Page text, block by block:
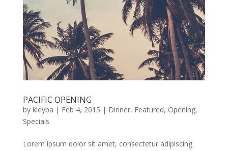
PACIFIC OPENING
by kleyba | Feb 4, 2015 | Dinner, Featured, Opening,
Specials
Lorem ipsum dolor sit amet, consectetur adipiscing